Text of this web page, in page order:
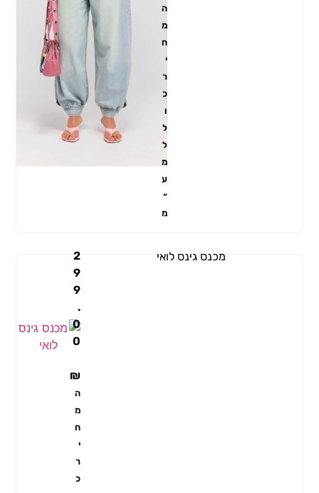
ה
מ
ח
י
ר
כ
ו
ל
ל
מ
ע
״
מ
2
9
9
.
0
0
₪
ה
מ
ח
י
ר
כ
מכנס גינס לואי